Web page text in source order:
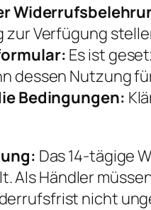
Verfügung
Es ist
dessen Nutzung
Bedingungen:
Das 14-tägige
Als Händler
nicht